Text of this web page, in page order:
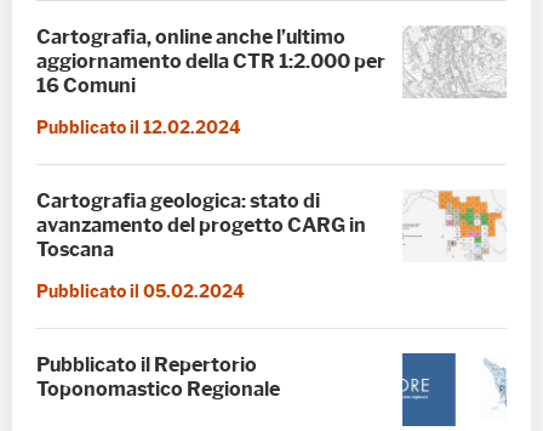
Cartografia, online anche l’ultimo
aggiornamento della CTR 1:2.000 per
16 Comuni
Pubblicato il 12.02.2024
Cartografia geologica: stato di
avanzamento del progetto CARG in
Toscana
Pubblicato il 05.02.2024
Pubblicato il Repertorio
Toponomastico Regionale